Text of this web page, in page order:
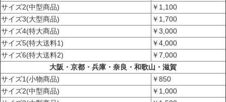
サイズ2(中型商品)
￥1,100
サイズ3(大型商品)
￥1,700
サイズ4(特大商品)
￥3,000
サイズ5(特大送料1)
￥4,000
サイズ6(特大送料2)
￥7,000
大阪・京都・兵庫・奈良・和歌山・滋賀
サイズ1(小物商品)
￥850
サイズ2(中型商品)
￥1,000